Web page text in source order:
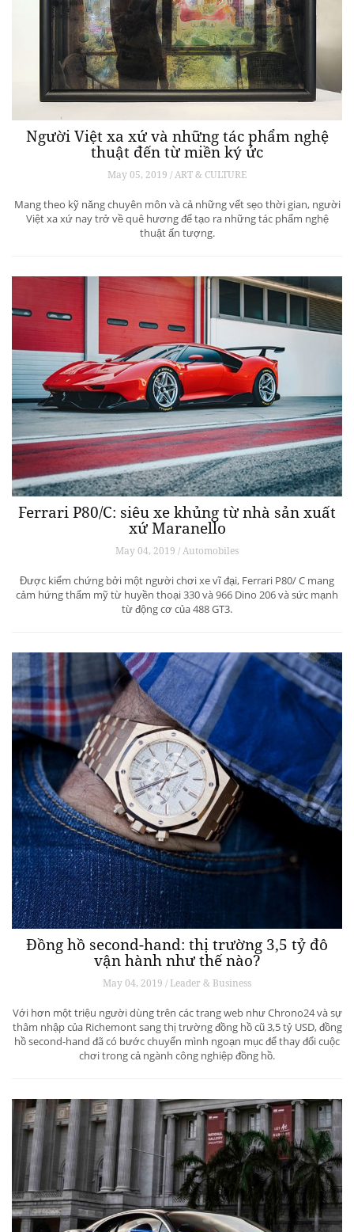
Người Việt xa xứ và những tác phẩm nghệ
thuật đến từ miền ký ức
May 05, 2019 / ART & CULTURE
Mang theo kỹ năng chuyên môn và cả những vết sẹo thời gian, người
Việt xa xứ nay trở về quê hương để tạo ra những tác phẩm nghệ
thuật ấn tượng.
Ferrari P80/C: siêu xe khủng từ ​​nhà sản xuất
xứ Maranello
May 04, 2019 / Automobiles
Được kiểm chứng bởi một người chơi xe vĩ đại, Ferrari P80/ C mang
cảm hứng thẩm mỹ từ huyền thoại 330 và 966 Dino 206 và sức mạnh
từ động cơ của 488 GT3.
Đồng hồ second-hand: thị trường 3,5 tỷ đô
vận hành như thế nào?
May 04, 2019 / Leader & Business
Với hơn một triệu người dùng trên các trang web như Chrono24 và sự
thâm nhập của Richemont sang thị trường đồng hồ cũ 3,5 tỷ USD, đồng
hồ second-hand đã có bước chuyển mình ngoạn mục để thay đổi cuộc
chơi trong cả ngành công nghiệp đồng hồ.